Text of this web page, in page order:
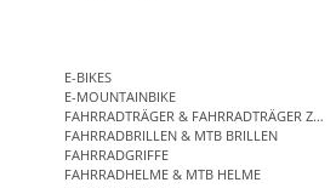
E-BIKES
E-MOUNTAINBIKE
FAHRRADTRÄGER & FAHRRADTRÄGER
FAHRRADBRILLEN & MTB BRILLEN
FAHRRADGRIFFE
FAHRRADHELME & MTB HELME